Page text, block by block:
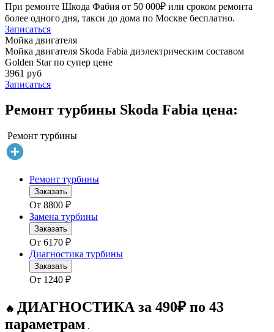
При ремонте Шкода Фабия от 50 000₽ или сроком ремонта
более одного дня, такси до дома по Москве бесплатно.
Записаться
Мойка двигателя
Мойка двигателя Skoda Fabia диэлектрическим составом
Golden Star по супер цене
3961 руб
Записаться
Ремонт турбины Skoda Fabia цена:
Ремонт турбины
Ремонт турбины
Заказать
От 8800 ₽
Замена турбины
Заказать
От 6170 ₽
Диагностика турбины
Заказать
От 1240 ₽
🔥 ДИАГНОСТИКА за 490₽ по 43
параметрам .